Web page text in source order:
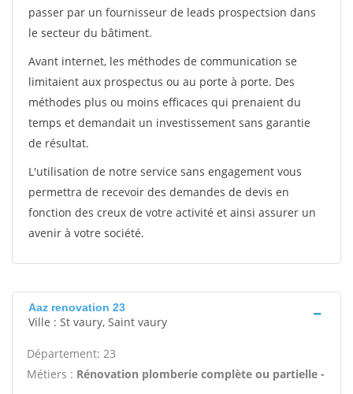
passer par un fournisseur de leads prospectsion dans
le secteur du bâtiment.
Avant internet, les méthodes de communication se
limitaient aux prospectus ou au porte à porte. Des
méthodes plus ou moins efficaces qui prenaient du
temps et demandait un investissement sans garantie
de résultat.
L'utilisation de notre service sans engagement vous
permettra de recevoir des demandes de devis en
fonction des creux de votre activité et ainsi assurer un
avenir à votre société.
Aaz renovation 23
Ville : St vaury, Saint vaury
Département: 23
Métiers : Rénovation plomberie complète ou partielle -